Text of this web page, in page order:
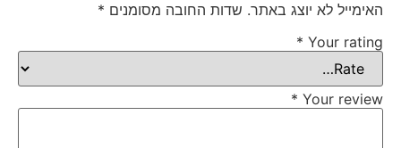
האימייל לא יוצג באתר. שדות החובה מסומנים *
Your rating
*
Your review
*